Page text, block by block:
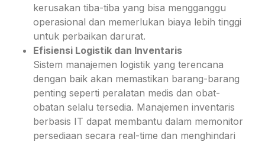
kerusakan tiba-tiba yang bisa mengganggu
operasional dan memerlukan biaya lebih tinggi
untuk perbaikan darurat.
Efisiensi Logistik dan Inventaris
Sistem manajemen logistik yang terencana
dengan baik akan memastikan barang-barang
penting seperti peralatan medis dan obat-
obatan selalu tersedia. Manajemen inventaris
berbasis IT dapat membantu dalam memonitor
persediaan secara real-time dan menghindari